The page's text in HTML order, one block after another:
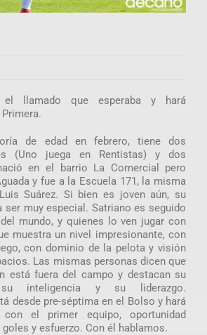
el llamado que esperaba y hará
de edad en febrero, tiene dos
(Uno juega en Rentistas) y dos
en el barrio La Comercial pero
y fue a la Escuela 171, la misma
Suárez. Si bien es joven aún, su
ser muy especial. Satriano es seguido
mundo, y quienes lo ven jugar con
muestra un nivel impresionante, con
con dominio de la pelota y visión
Las mismas personas dicen que
está fuera del campo y destacan su
su inteligencia y su liderazgo.
desde pre-séptima en el Bolso y hará
con el primer equipo, oportunidad
y esfuerzo. Con él hablamos.